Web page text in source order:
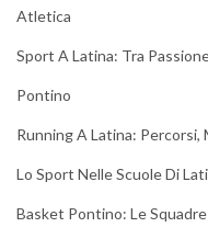
Atletica
Sport A Latina: Tra
Pontino
Running A Latina: Percorsi,
Lo Sport Nelle Scuole Di
Basket Pontino: Le